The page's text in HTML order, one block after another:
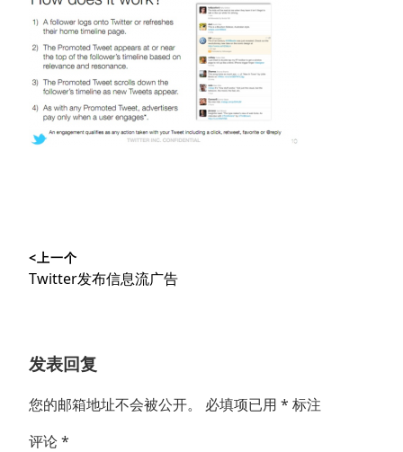
章
<上一个
上
Twitter发布信息流广告
发表回复
您的邮箱地址不会被公开。 必填项已用 * 标注
评论*